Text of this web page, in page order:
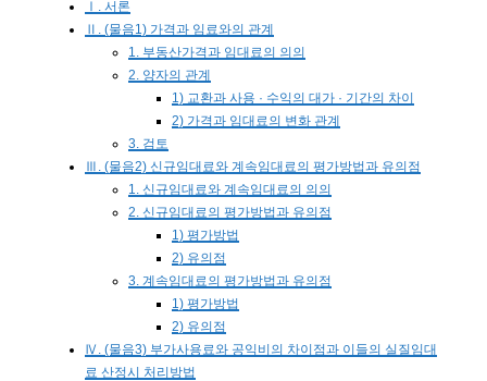
Ⅰ. 서론
Ⅱ. (물음1) 가격과 임료와의 관계
1. 부동산가격과 임대료의 의의
2. 양자의 관계
1) 교환과 사용 · 수익의 대가 · 기간의 차이
2) 가격과 임대료의 변화 관계
3. 검토
Ⅲ. (물음2) 신규임대료와 계속임대료의 평가방법과 유의점
1. 신규임대료와 계속임대료의 의의
2. 신규임대료의 평가방법과 유의점
1) 평가방법
2) 유의점
3. 계속임대료의 평가방법과 유의점
1) 평가방법
2) 유의점
Ⅳ. (물음3) 부가사용료와 공익비의 차이점과 이들의 실질임대
료 산정시 처리방법